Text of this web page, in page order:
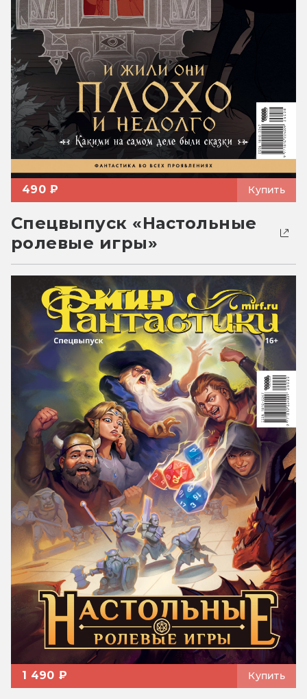
490 ₽ Купить
Спецвыпуск «Настольные
ролевые игры»
1 490 ₽ Купить